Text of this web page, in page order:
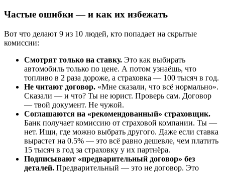
Частые ошибки — и как их избежать
Вот что делают 9 из 10 людей, кто попадает на скрытые
комиссии:
Смотрят только на ставку. Это как выбирать
автомобиль только по цене. А потом узнаёшь, что
топливо в 2 раза дороже, а страховка — 100 тысяч в год.
Не читают договор. «Мне сказали, что всё нормально».
Сказали — и что? Ты не юрист. Проверь сам. Договор
— твой документ. Не чужой.
Соглашаются на «рекомендованный» страховщик.
Банк получает комиссию от страховой компании. Ты —
нет. Ищи, где можно выбрать другого. Даже если ставка
вырастет на 0.5% — это всё равно дешевле, чем платить
15 тысяч в год за страховку у их партнёра.
Подписывают «предварительный договор» без
деталей. Предварительный — это не договор. Это